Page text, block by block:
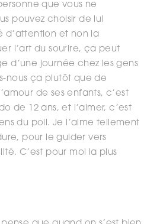
que vous ne
pouvez choisir de lui
d’attention et non la
l’art du sourire, ça peut
d’une journée chez les gens
nous ça plutôt que de
de ses enfants, c’est
de 12 ans, et l’aimer, c’est
du poil. Je l’aime tellement
pour le guider vers
C’est pour moi la plus